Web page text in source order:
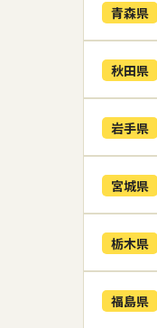
青森県
秋田県
岩手県
宮城県
栃木県
福島県